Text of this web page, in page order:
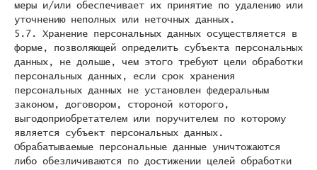
меры и/или обеспечивает их принятие по удалению или
уточнению неполных или неточных данных.
5.7. Хранение персональных данных осуществляется в
форме, позволяющей определить субъекта персональных
данных, не дольше, чем этого требуют цели обработки
персональных данных, если срок хранения
персональных данных не установлен федеральным
законом, договором, стороной которого,
выгодоприобретателем или поручителем по которому
является субъект персональных данных.
Обрабатываемые персональные данные уничтожаются
либо обезличиваются по достижении целей обработки